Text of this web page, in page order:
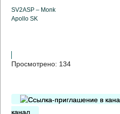
SV2ASP – Monk
Apollo SK
Просмотрено: 134
канал